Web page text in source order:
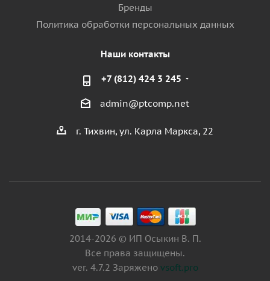
Бренды
Политика обработки персональных данных
Наши контакты
+7 (812) 424 3 245
admin@ptcomp.net
г. Тихвин, ул. Карла Маркса, 22
2014-2026 © ИП Осыкин В. П.
Все права защищены.
ver. 4.7.2 Заряжено vsoft.pro